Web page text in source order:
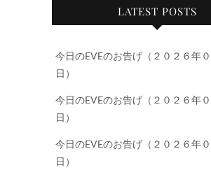
LATEST POSTS
今日のEVEのお告げ（２０２６年
日）
今日のEVEのお告げ（２０２６年
日）
今日のEVEのお告げ（２０２６年
日）